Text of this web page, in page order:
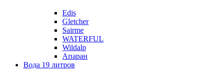
Edis
Gletcher
Sairme
WATERFUL
Wildalp
Апаран
Вода 19 литров